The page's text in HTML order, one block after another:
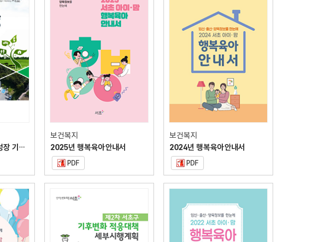
서초구 탄소중립녹색성장 기본계획(2025-2034)
보건복지
2025년 행복육아안내서
PDF
보건복지
2024년 행복육아안내서
PDF